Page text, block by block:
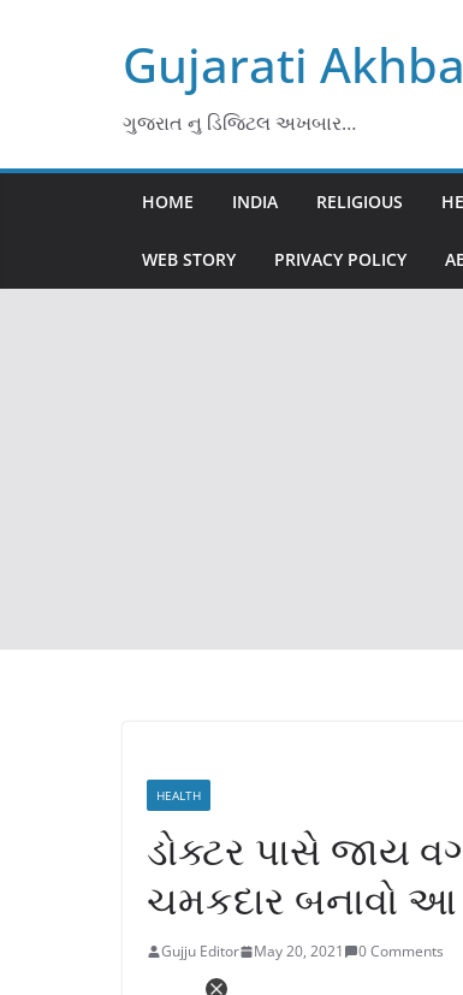
Gujarati
ગુજરાત નુ ડિજિટલ અખબાર…
HOME INDIA RELIGIOUS
WEB STORY PRIVACY POLICY
HEALTH
ડોક્ટર પાસે જાય
ચમકદાર બનાવો
Gujju Editor May 20, 2021 0 Comments